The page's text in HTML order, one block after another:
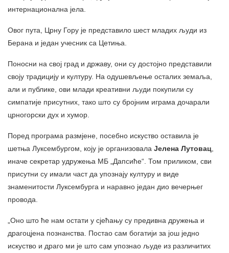
интернационална јела.
Овог пута, Црну Гору је представило шест младих људи из
Берана и један учесник са Цетиња.
Поносни на свој град и државу, они су достојно представили
своју традицију и културу. На одушевљење осталих земаља,
али и публике, ови млади креативни људи покупили су
симпатије присутних, тако што су бројним играма дочарали
црногорски дух и хумор.
Поред програма размјене, посебно искуство оставила је
шетња Луксембургом, коју је организовала Јелена Лутовац,
иначе секретар удружења МБ „Дапсиће“. Том приликом, сви
присутни су имали част да упознају културу и виде
знаменитости Луксембурга и наравно један дио вечерњег
провода.
„Оно што ће нам остати у сјећању су предивна дружења и
драгоцјена познанства. Постао сам богатији за још једно
искуство и драго ми је што сам упознао људе из различитих